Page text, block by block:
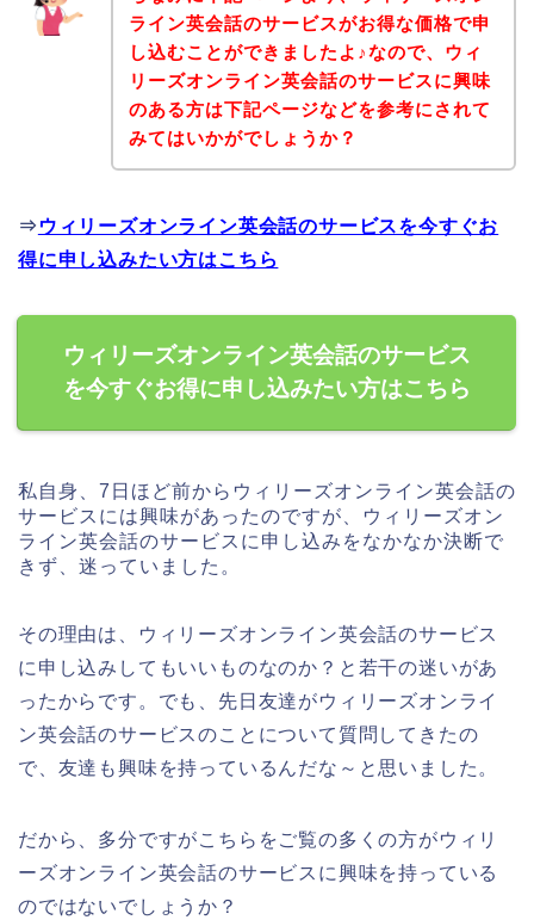
ライン英会話のサービスがお得な価格で申
し込むことができましたよ♪なので、ウィ
リーズオンライン英会話のサービスに興味
のある方は下記ページなどを参考にされて
みてはいかがでしょうか？
⇒ ウィリーズオンライン英会話のサービスを今すぐお
得に申し込みたい方はこちら
ウィリーズオンライン英会話のサービス
を今すぐお得に申し込みたい方はこちら
私自身、7日ほど前からウィリーズオンライン英会話の
サービスには興味があったのですが、ウィリーズオン
ライン英会話のサービスに申し込みをなかなか決断で
きず、迷っていました。
その理由は、ウィリーズオンライン英会話のサービス
に申し込みしてもいいものなのか？と若干の迷いがあ
ったからです。でも、先日友達がウィリーズオンライ
ン英会話のサービスのことについて質問してきたの
で、友達も興味を持っているんだな～と思いました。
だから、多分ですがこちらをご覧の多くの方がウィリ
ーズオンライン英会話のサービスに興味を持っている
のではないでしょうか？